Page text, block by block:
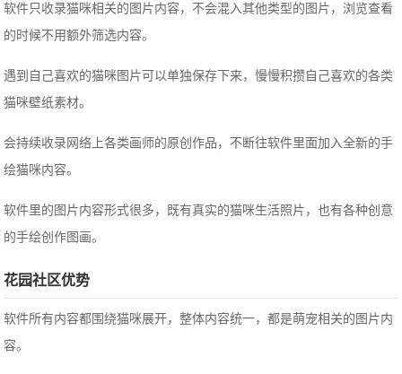
软件只收录猫咪相关的图片内容，不会混入其他类型的图片，浏览查看
的时候不用额外筛选内容。
遇到自己喜欢的猫咪图片可以单独保存下来，慢慢积攒自己喜欢的各类
猫咪壁纸素材。
会持续收录网络上各类画师的原创作品，不断往软件里面加入全新的手
绘猫咪内容。
软件里的图片内容形式很多，既有真实的猫咪生活照片，也有各种创意
的手绘创作图画。
花园社区优势
软件所有内容都围绕猫咪展开，整体内容统一，都是萌宠相关的图片内
容。